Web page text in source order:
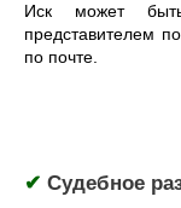
Иск может
представителем
по почте.
✔ Судебное